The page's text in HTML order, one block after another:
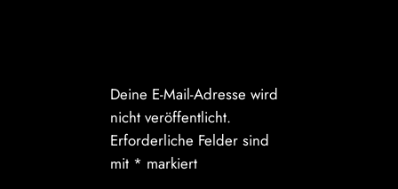
Deine E-Mail-Adresse wird
nicht veröffentlicht.
Erforderliche Felder sind
mit * markiert